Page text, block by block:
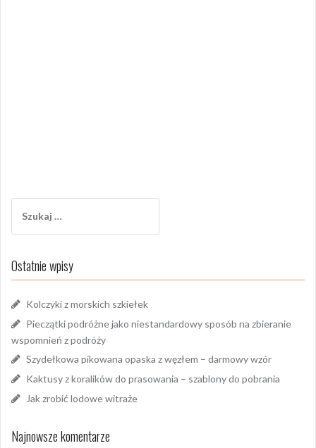
Ostatnie wpisy
Kolczyki z morskich szkiełek
Pieczątki podróżne jako niestandardowy sposób na zbieranie
wspomnień z podróży
Szydełkowa pikowana opaska z węzłem – darmowy wzór
Kaktusy z koralików do prasowania – szablony do pobrania
Jak zrobić lodowe witraże
Najnowsze komentarze